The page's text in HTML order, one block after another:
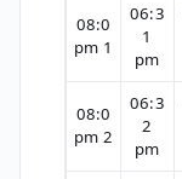
06:3
1
pm
08:0
1 pm
06:3
2
pm
08:0
2 pm